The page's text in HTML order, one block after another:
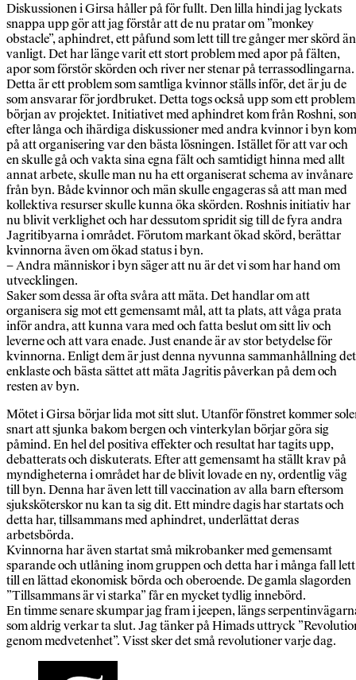
Diskussionen i Girsa håller på för fullt. Den lilla hindi jag lyckats
snappa upp gör att jag förstår att de nu pratar om ”monkey
obstacle”, aphindret, ett påfund som lett till tre gånger mer skörd än
vanligt. Det har länge varit ett stort problem med apor på fälten,
apor som förstör skörden och river ner stenar på terrassodlingarna.
Detta är ett problem som samtliga kvinnor ställs inför, det är ju de
som ansvarar för jordbruket. Detta togs också upp som ett
början av projektet. Initiativet med aphindret kom från Roshni,
efter långa och ihärdiga diskussioner med andra kvinnor i byn kom
på att organisering var den bästa lösningen. Istället för att var och
en skulle gå och vakta sina egna fält och samtidigt hinna med allt
annat arbete, skulle man nu ha ett organiserat schema av invånare
från byn. Både kvinnor och män skulle engageras så att man med
kollektiva resurser skulle kunna öka skörden. Roshnis initiativ har
nu blivit verklighet och har dessutom spridit sig till de fyra andra
Jagritibyarna i området. Förutom markant ökad skörd, berättar
kvinnorna även om ökad status i byn.
– Andra människor i byn säger att nu är det vi som har hand om
utvecklingen.
Saker som dessa är ofta svåra att mäta. Det handlar om att
organisera sig mot ett gemensamt mål, att ta plats, att våga prata
inför andra, att kunna vara med och fatta beslut om sitt liv och
leverne och att vara enade. Just enande är av stor betydelse för
kvinnorna. Enligt dem är just denna nyvunna sammanhållning det
enklaste och bästa sättet att mäta Jagritis påverkan på dem och
resten av byn.
Mötet i Girsa börjar lida mot sitt slut. Utanför fönstret kommer
snart att sjunka bakom bergen och vinterkylan börjar göra sig
påmind. En hel del positiva effekter och resultat har tagits upp,
debatterats och diskuterats. Efter att gemensamt ha ställt krav på
myndigheterna i området har de blivit lovade en ny, ordentlig väg
till byn. Denna har även lett till vaccination av alla barn eftersom
sjuksköterskor nu kan ta sig dit. Ett mindre dagis har startats och
detta har, tillsammans med aphindret, underlättat deras
arbetsbörda.
Kvinnorna har även startat små mikrobanker med gemensamt
sparande och utlåning inom gruppen och detta har i många fall lett
till en lättad ekonomisk börda och oberoende. De gamla slagorden
”Tillsammans är vi starka” får en mycket tydlig innebörd.
En timme senare skumpar jag fram i jeepen, längs
som aldrig verkar ta slut. Jag tänker på Himads uttryck
genom medvetenhet”. Visst sker det små revolutioner varje dag.